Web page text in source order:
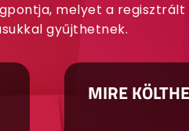
melyet a
gyűjthetnek.
MIRE